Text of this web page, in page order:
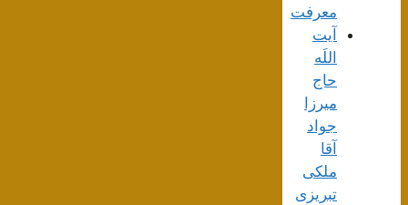
معرفت
آیت
اللَه
حاج
میرزا
جواد
آقا
ملکی
تبریزی